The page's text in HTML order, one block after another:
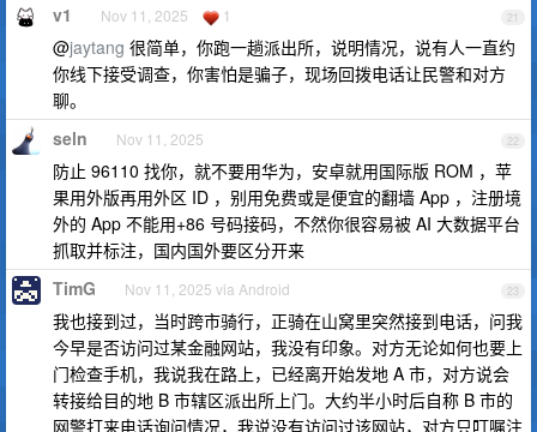
21
v1 Nov 11, 2025 1
@jaytang 很简单，你跑一趟派出所，说明情况，说有人一直约
你线下接受调查，你害怕是骗子，现场回拨电话让民警和对方
聊。
22
seln Nov 11, 2025
防止 96110 找你，就不要用华为，安卓就用国际版 ROM ，苹
果用外版再用外区 ID ，别用免费或是便宜的翻墙 App ，注册境
外的 App 不能用+86 号码接码，不然你很容易被 AI 大数据平台
抓取并标注，国内国外要区分开来
23
TimG Nov 11, 2025 via Android
我也接到过，当时跨市骑行，正骑在山窝里突然接到电话，问我
今早是否访问过某金融网站，我没有印象。对方无论如何也要上
门检查手机，我说我在路上，已经离开始发地 A 市，对方说会
转接给目的地 B 市辖区派出所上门。大约半小时后自称 B 市的
网警打来电话询问情况，我说没有访问过该网站，对方只叮嘱注